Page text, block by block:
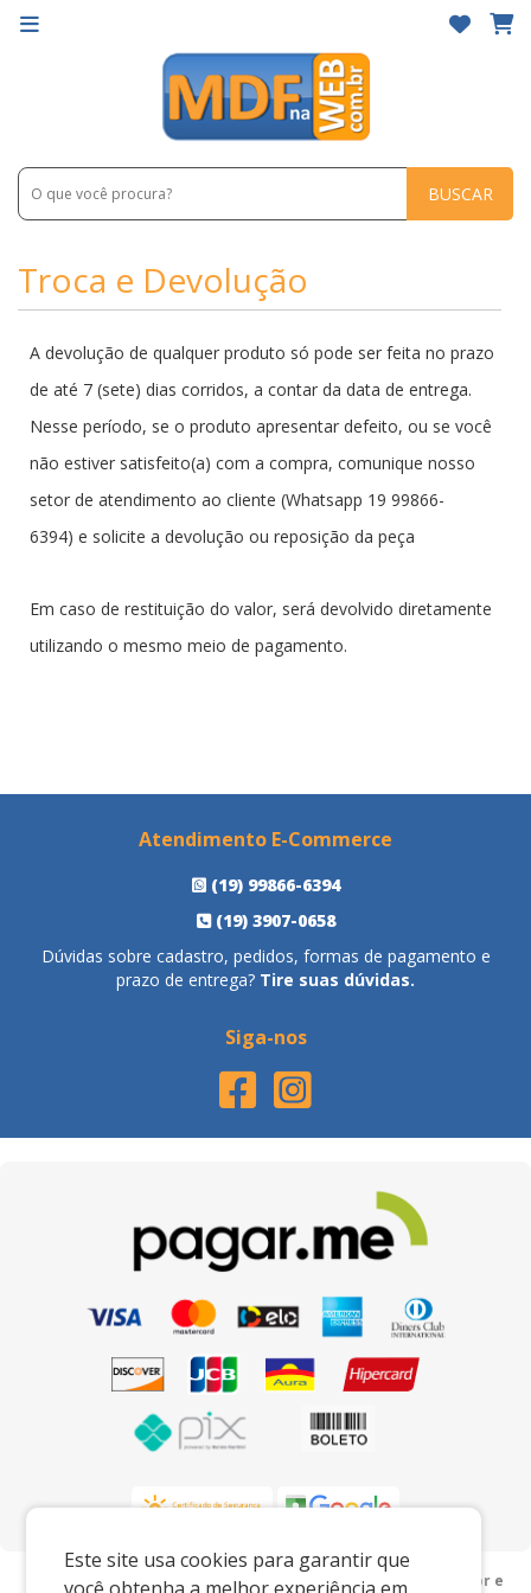
Este site usa cookies para garantir que
BUSCAR
Troca e Devolução
A devolução de qualquer produto só pode ser feita no prazo
de até 7 (sete) dias corridos, a contar da data de entrega.
Nesse período, se o produto apresentar defeito, ou se você
não estiver satisfeito(a) com a compra, comunique nosso
setor de atendimento ao cliente (Whatsapp 19 99866-
6394) e solicite a devolução ou reposição da peça
Em caso de restituição do valor, será devolvido diretamente
utilizando o mesmo meio de pagamento.
Atendimento E-Commerce
(19) 99866-6394
(19) 3907-0658
Dúvidas sobre cadastro, pedidos, formas de pagamento e
prazo de entrega? Tire suas dúvidas.
Siga-nos
Preços e condições exclusivos para o www.mdfnaweb.com.br e